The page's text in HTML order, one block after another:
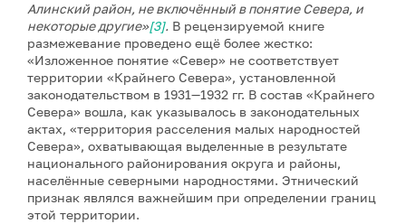
Алинский район, не включённый в понятие Севера, и
некоторые другие»[3]. В рецензируемой книге
размежевание проведено ещё более жестко:
«Изложенное понятие «Север» не соответствует
территории «Крайнего Севера», установленной
законодательством в 1931—1932 гг. В состав «Крайнего
Севера» вошла, как указывалось в законодательных
актах, «территория расселения малых народностей
Севера», охватывающая выделенные в результате
национального районирования округа и районы,
населённые северными народностями. Этнический
признак являлся важнейшим при определении границ
этой территории.